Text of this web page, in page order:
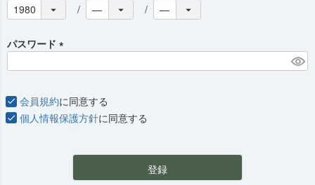
パスワード
)
会員規約に同意する
個人情報保護方針に同意する
登録